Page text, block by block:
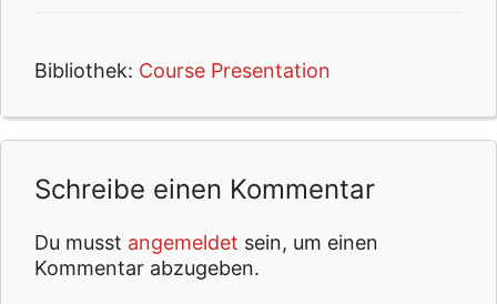
Bibliothek: Course Presentation
Schreibe einen Kommentar
Du musst angemeldet sein, um einen
Kommentar abzugeben.